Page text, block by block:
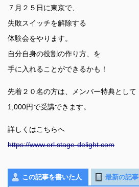
７月２５日に東京で、
失敗スイッチを解除する
体験会をやります。
自分自身の役割の作り方、を
手に入れることができるかも！
先着２０名の方は、メンバー特典として
1,000円で受講できます。
詳しくはこちらへ
https://www.erl.stage-delight.com
この記事を書いた人 最新の記事